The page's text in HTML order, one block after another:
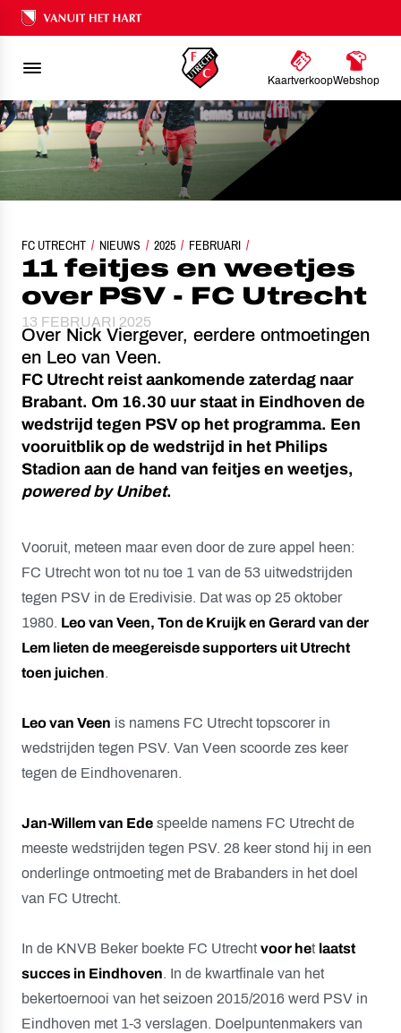
Ons nalatenschap
KaartverkoopWebshop
FC UTRECHT NIEUWS 2025 FEBRUARI
11 FEITJES EN WEETJES OVER PSV - FC UTRECHT
11 feitjes en weetjes
over PSV - FC Utrecht
13 FEBRUARI 2025
Over Nick Viergever, eerdere ontmoetingen
en Leo van Veen.
FC Utrecht reist aankomende zaterdag naar
Brabant. Om 16.30 uur staat in Eindhoven de
wedstrijd tegen PSV op het programma. Een
vooruitblik op de wedstrijd in het Philips
Stadion aan de hand van feitjes en weetjes,
powered by Unibet.
Vooruit, meteen maar even door de zure appel heen:
FC Utrecht won tot nu toe 1 van de 53 uitwedstrijden
tegen PSV in de Eredivisie. Dat was op 25 oktober
1980. Leo van Veen, Ton de Kruijk en Gerard van der
Lem lieten de meegereisde supporters uit Utrecht
toen juichen.
Leo van Veen is namens FC Utrecht topscorer in
wedstrijden tegen PSV. Van Veen scoorde zes keer
tegen de Eindhovenaren.
Jan-Willem van Ede speelde namens FC Utrecht de
meeste wedstrijden tegen PSV. 28 keer stond hij in een
onderlinge ontmoeting met de Brabanders in het doel
van FC Utrecht.
In de KNVB Beker boekte FC Utrechtvoor het laatst
succes in Eindhoven. In de kwartfinale van het
bekertoernooi van het seizoen 2015/2016 werd PSV in
Eindhoven met 1-3 verslagen. Doelpuntenmakers van